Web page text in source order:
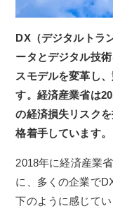
DX（デジタルトラ
ータとデジタル技
スモデルを変革し
す。経済産業省は
の経済損失リスク
格着手しています。
2018年に経済産業
に、多くの企業で
下のように感じて